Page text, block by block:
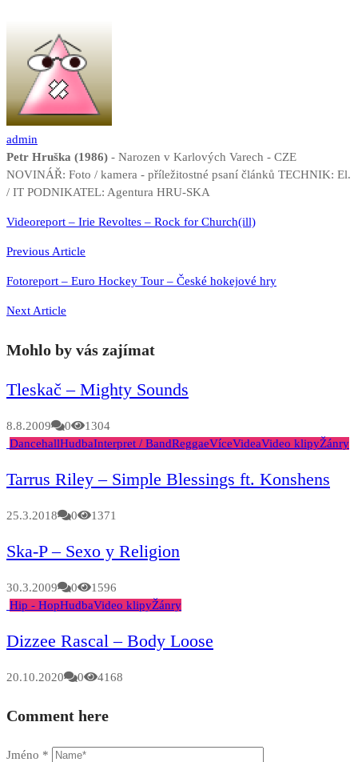
admin
Petr Hruška (1986) - Narozen v Karlových Varech - CZE
NOVINÁŘ: Foto / kamera - příležitostné psaní článků TECHNIK: El.
/ IT PODNIKATEL: Agentura HRU-SKA
Navigace
pro
Videoreport – Irie Revoltes – Rock for Church(ill)
Previous Article
Fotoreport – Euro Hockey Tour – České hokejové hry
Next Article
Mohlo by vás zajímat
Tleskač – Mighty Sounds
8.8.2009 0
1304
DancehallHudbaInterpret / BandReggaeVíceVideaVideo klipyŽánry
Tarrus Riley – Simple Blessings ft. Konshens
25.3.2018 0 1371
Ska-P – Sexo y Religion
30.3.2009 0
1596
Hip - HopHudbaVideo klipyŽánry
Dizzee Rascal – Body Loose
20.10.2020 0 4168
Comment here
Jméno *